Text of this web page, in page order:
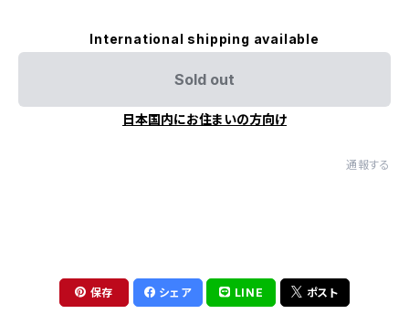
International shipping available
Sold out
日本国内にお住まいの方向け
通報する
保存 シェア LINE ポスト